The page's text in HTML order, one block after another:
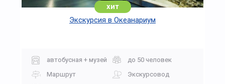
хит
Экскурсия в Океанариум
автобусная + музей
до 50 человек
Маршрут
Экскурсовод